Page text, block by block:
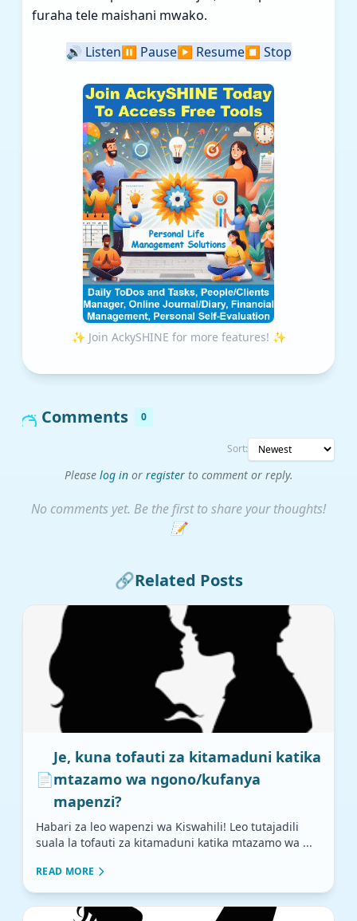
furaha tele maishani mwako.
🔊 Listen⏸️ Pause▶️ Resume⏹️ Stop
✨ Join AckySHINE for more features! ✨
Comments 0
Sort:
Please log inor registerto comment or reply.
No comments yet. Be the first to share your thoughts!
📝
🔗Related Posts
📄
Je, kuna tofauti za kitamaduni katika
mtazamo wa ngono/kufanya
mapenzi?
Habari za leo wapenzi wa Kiswahili! Leo tutajadili
suala la tofauti za kitamaduni katika mtazamo wa ...
READ MORE